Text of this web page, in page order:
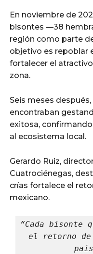
En noviembre de
bisontes —38
región como parte
objetivo es repoblar
fortalecer el
zona.
Seis meses
encontraban
exitosa,
al ecosistema local.
Gerardo Ruiz,
Cuatrociénegas,
crías fortalece el
mexicano.
“Cada bisonte
el retorno de